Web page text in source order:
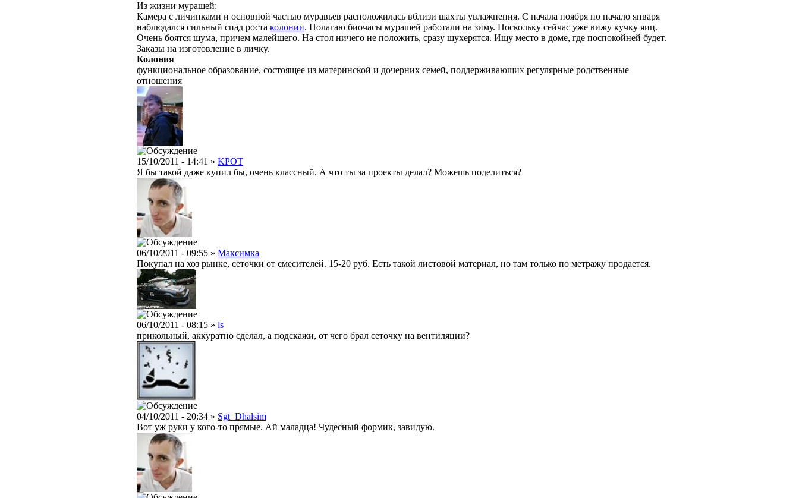
Из жизни мурашей:
Камера с личинками и основной частью муравьев расположилась вблизи шахты увлажнения. С начала ноября по начало января
наблюдался сильный спад роста колонии. Полагаю биочасы мурашей работали на зиму. Поскольку сейчас уже вижу кучку яиц.
Очень боятся шума, причем малейшего. На стол ничего не положить, сразу шухерятся. Ищу место в доме, где поспокойней будет.
Заказы на изготовление в личку.
Колония
функциональное образование, состоящее из материнской и дочерних семей, поддерживающих регулярные родственные
отношения
15/10/2011 - 14:41 » KPOT
Я бы такой даже купил бы, очень классный. А что ты за проекты делал? Можешь поделиться?
06/10/2011 - 09:55 » Максимка
Покупал на хоз рынке, сеточки от смесителей. 15-20 руб. Есть такой листовой материал, но там только по метражу продается.
06/10/2011 - 08:15 » ls
прикольный, аккуратно сделал, а подскажи, от чего брал сеточку на вентиляции?
04/10/2011 - 20:34 » Sgt_Dhalsim
Вот уж руки у кого-то прямые. Ай маладца! Чудесный формик, завидую.